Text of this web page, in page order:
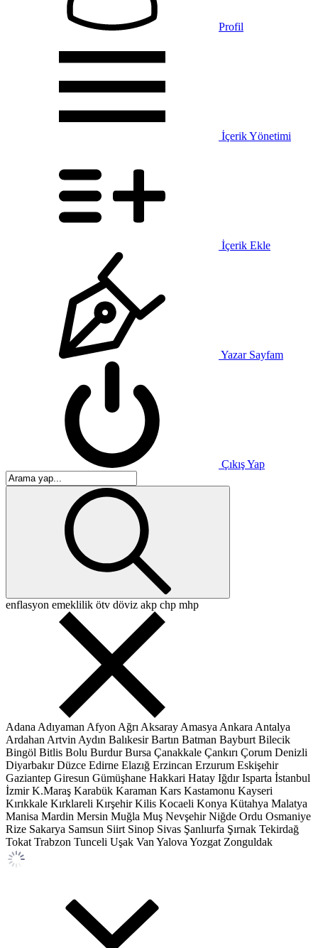
Profil
İçerik Yönetimi
İçerik Ekle
Yazar Sayfam
Çıkış Yap
enflasyon emeklilik ötv döviz akp chp mhp
Adana Adıyaman Afyon Ağrı Aksaray Amasya Ankara Antalya
Ardahan Artvin Aydın Balıkesir Bartın Batman Bayburt Bilecik
Bingöl Bitlis Bolu Burdur Bursa Çanakkale Çankırı Çorum Denizli
Diyarbakır Düzce Edirne Elazığ Erzincan Erzurum Eskişehir
Gaziantep Giresun Gümüşhane Hakkari Hatay Iğdır Isparta İstanbul
İzmir K.Maraş Karabük Karaman Kars Kastamonu Kayseri
Kırıkkale Kırklareli Kırşehir Kilis Kocaeli Konya Kütahya Malatya
Manisa Mardin Mersin Muğla Muş Nevşehir Niğde Ordu Osmaniye
Rize Sakarya Samsun Siirt Sinop Sivas Şanlıurfa Şırnak Tekirdağ
Tokat Trabzon Tunceli Uşak Van Yalova Yozgat Zonguldak